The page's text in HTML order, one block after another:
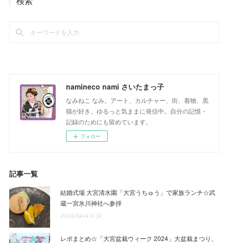
namineco nami さいたまっ子
なみねこ なみ。アート、カルチャー、街、着物、黒
猫が好き。ゆるっと気ままに発信中。自分の記憶・
記録のためにも留めています。
フォロー
記事一覧
結婚式場 大宮清水園「大宮うちゅう」で家族ランチ☆武
蔵一宮氷川神社へ参拝
2024.09.14 11:32
レポまとめ☆「大宮盆栽ウィーク 2024」大盆栽まつり、